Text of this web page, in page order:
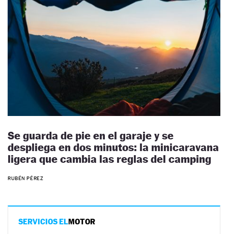
Se guarda de pie en el garaje y se
despliega en dos minutos: la minicaravana
ligera que cambia las reglas del camping
RUBÉN PÉREZ
SERVICIOS ELMOTOR